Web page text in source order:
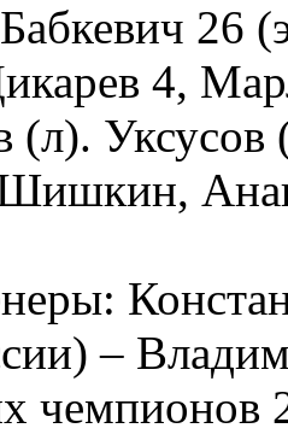
26
4,
(л).
–
чемпионов